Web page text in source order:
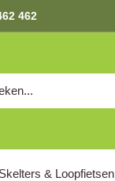
462
Skelters & Loopfietsen